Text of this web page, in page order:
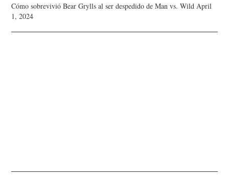
Cómo sobrevivió Bear Grylls al ser despedido de Man vs. Wild April
1, 2024